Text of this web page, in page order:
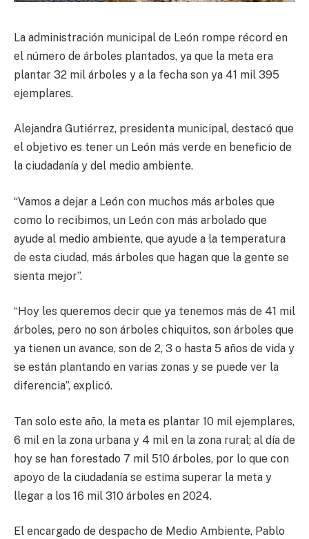
La administración municipal de León rompe récord en
el número de árboles plantados, ya que la meta era
plantar 32 mil árboles y a la fecha son ya 41 mil 395
ejemplares.
Alejandra Gutiérrez, presidenta municipal, destacó que
el objetivo es tener un León más verde en beneficio de
la ciudadanía y del medio ambiente.
“Vamos a dejar a León con muchos más arboles que
como lo recibimos, un León con más arbolado que
ayude al medio ambiente, que ayude a la temperatura
de esta ciudad, más árboles que hagan que la gente se
sienta mejor”.
“Hoy les queremos decir que ya tenemos más de 41 mil
árboles, pero no son árboles chiquitos, son árboles que
ya tienen un avance, son de 2, 3 o hasta 5 años de vida y
se están plantando en varias zonas y se puede ver la
diferencia”, explicó.
Tan solo este año, la meta es plantar 10 mil ejemplares,
6 mil en la zona urbana y 4 mil en la zona rural; al día de
hoy se han forestado 7 mil 510 árboles, por lo que con
apoyo de la ciudadanía se estima superar la meta y
llegar a los 16 mil 310 árboles en 2024.
El encargado de despacho de Medio Ambiente, Pablo